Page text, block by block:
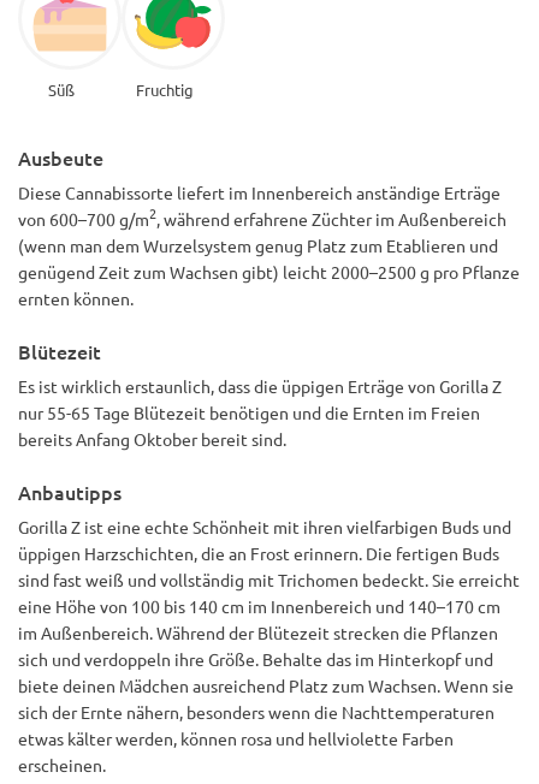
Süß Fruchtig
Ausbeute
Diese Cannabissorte liefert im Innenbereich anständige Erträge
von 600–700 g/m2 , während erfahrene Züchter im Außenbereich
(wenn man dem Wurzelsystem genug Platz zum Etablieren und
genügend Zeit zum Wachsen gibt) leicht 2000–2500 g pro Pflanze
ernten können.
Blütezeit
Es ist wirklich erstaunlich, dass die üppigen Erträge von Gorilla Z
nur 55-65 Tage Blütezeit benötigen und die Ernten im Freien
bereits Anfang Oktober bereit sind.
Anbautipps
Gorilla Z ist eine echte Schönheit mit ihren vielfarbigen Buds und
üppigen Harzschichten, die an Frost erinnern. Die fertigen Buds
sind fast weiß und vollständig mit Trichomen bedeckt. Sie erreicht
eine Höhe von 100 bis 140 cm im Innenbereich und 140–170 cm
im Außenbereich. Während der Blütezeit strecken die Pflanzen
sich und verdoppeln ihre Größe. Behalte das im Hinterkopf und
biete deinen Mädchen ausreichend Platz zum Wachsen. Wenn sie
sich der Ernte nähern, besonders wenn die Nachttemperaturen
etwas kälter werden, können rosa und hellviolette Farben
erscheinen.